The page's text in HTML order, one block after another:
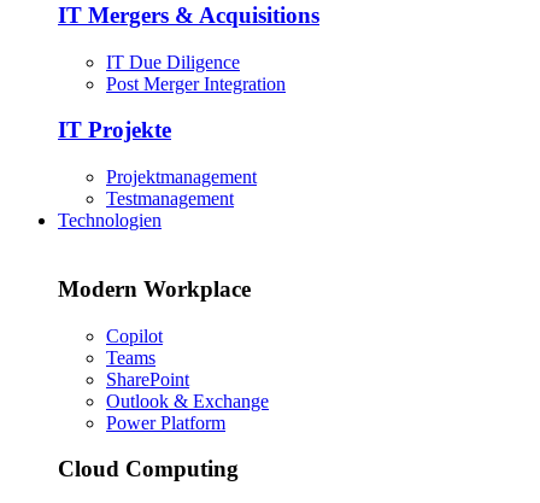
IT Mergers & Acquisitions
IT Due Diligence
Post Merger Integration
IT Projekte
Projektmanagement
Testmanagement
Technologien
Modern Workplace
Copilot
Teams
SharePoint
Outlook & Exchange
Power Platform
Cloud Computing